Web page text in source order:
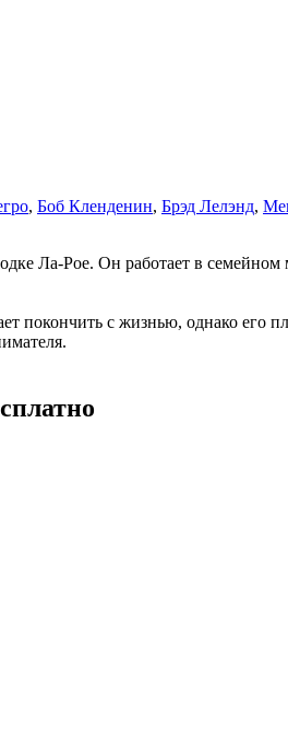
, Боб Кленденин, Брэд Лелэнд,
Ла-Рое. Он работает в
покончить с жизнью, однако